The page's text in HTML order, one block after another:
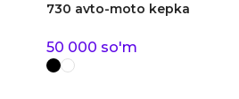
730 avto-moto kepka
50 000 so'm